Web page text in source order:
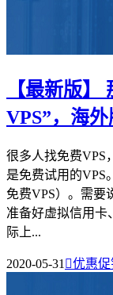
【最新版】
VPS”，海
很多人找免费VPS
是免费试用的VPS
免费VPS）。需要
准备好虚拟信用卡
际上...
2020-05-31 优惠促